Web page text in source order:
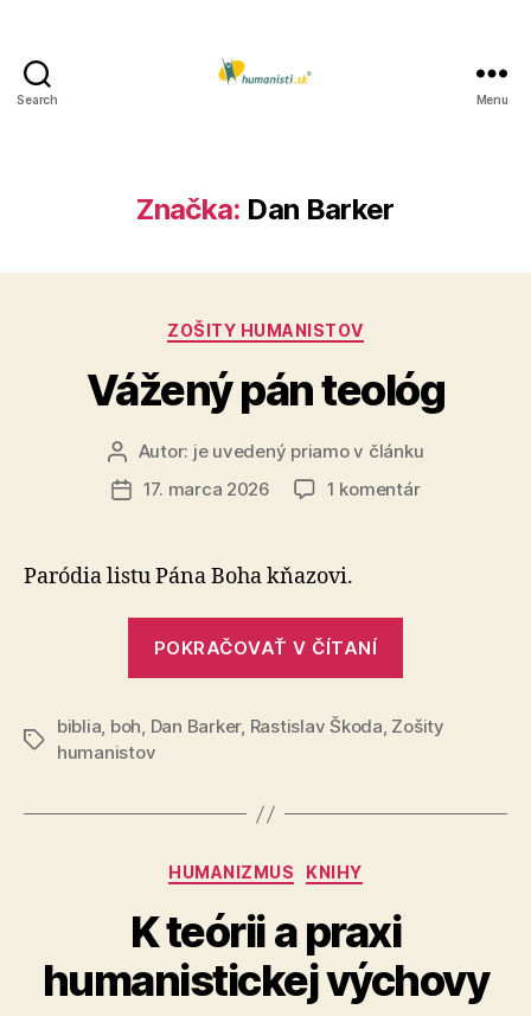
Search Menu
Značka: Dan Barker
Kategórie
ZOŠITY HUMANISTOV
Vážený pán teológ
Autor
článku
Autor: je uvedený priamo v článku
Dátum
17. marca 2026 1 komentárna
Paródia listu Pána Boha kňazovi.
POKRAČOVAŤ V ČÍTANÍ
Značky
biblia, boh, Dan Barker, Rastislav Škoda, Zošity
humanistov
Kategórie
HUMANIZMUS KNIHY
K teórii a praxi
humanistickej výchovy